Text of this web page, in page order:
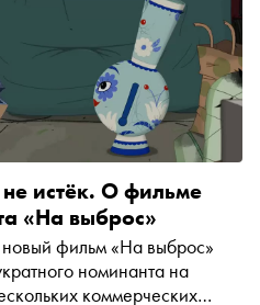
истёк. О фильме
«На выброс»
новый фильм «На выброс»
номинанта на
коммерческих